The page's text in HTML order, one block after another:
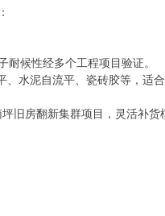
候性经多个工程项目验证。
水泥自流平、瓷砖胶等，适
旧房翻新集群项目，灵活补货